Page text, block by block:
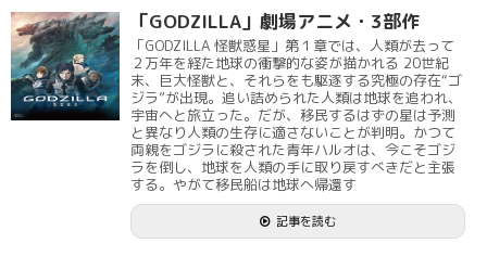
「GODZILLA」劇場アニメ・3部作
「GODZILLA 怪獣惑星」第１章では、人類が去って
２万年を経た地球の衝撃的な姿が描かれる 20世紀
末、巨大怪獣と、それらをも駆逐する究極の存在“ゴ
ジラ”が出現。追い詰められた人類は地球を追われ、
宇宙へと旅立った。だが、移民するはずの星は予測
と異なり人類の生存に適さないことが判明。かつて
両親をゴジラに殺された青年ハルオは、今こそゴジ
ラを倒し、地球を人類の手に取り戻すべきだと主張
する。やがて移民船は地球へ帰還す
記事を読む